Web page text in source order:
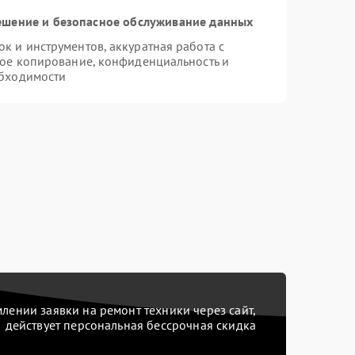
и безопасное обслуживание данных
инструментов, аккуратная работа с
копирование, конфиденциальность и
заявки на ремонт техники через сайт,
действует персональная бессрочная скидка